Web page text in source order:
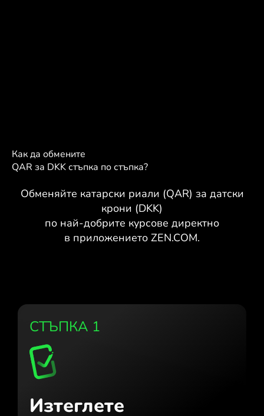
Как да обмените
QAR за DKK стъпка по стъпка?
Обменяйте катарски риали (QAR) за датски
крони (DKK)
по най-добрите курсове директно
в приложението ZEN.COM.
СТЪПКА 1
Изтеглете